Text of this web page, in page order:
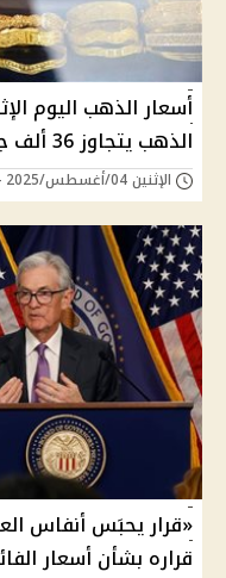
الذهب يتجاوز 36 ألف جنيه
الإثنين 04/أغسطس/2025 - 09:43 ص
«قرار يحبَس أنفاس
قراره بشأن أسعار